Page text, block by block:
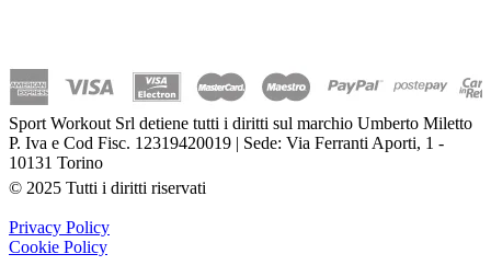
Sport Workout Srl detiene tutti i diritti sul marchio Umberto Miletto
P. Iva e Cod Fisc. 12319420019 | Sede: Via Ferranti Aporti, 1 -
10131 Torino
© 2025 Tutti i diritti riservati
Privacy Policy
Cookie Policy